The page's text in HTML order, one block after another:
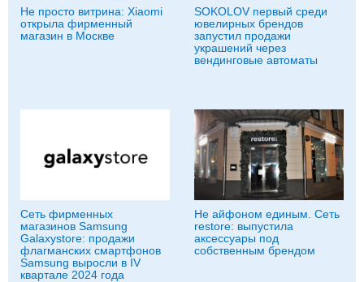
Не просто витрина: Xiaomi
открыла фирменный
магазин в Москве
SOKOLOV первый среди
ювелирных брендов
запустил продажи
украшений через
вендинговые автоматы
Сеть фирменных
магазинов Samsung
Galaxystore: продажи
флагманских смартфонов
Samsung выросли в IV
квартале 2024 года
Не айфоном единым. Сеть
restore: выпустила
аксессуары под
собственным брендом